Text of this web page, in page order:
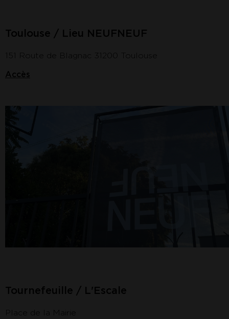
Toulouse / Lieu NEUFNEUF
151 Route de Blagnac 31200 Toulouse
Accès
Tournefeuille / L'Escale
Place de la Mairie